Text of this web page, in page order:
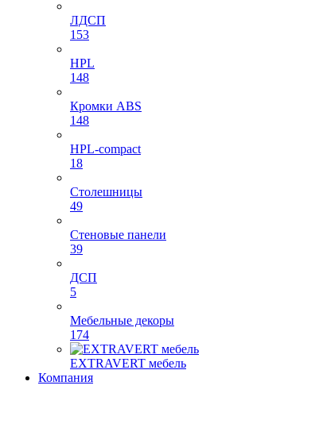
ЛДСП
153
HPL
148
Кромки ABS
148
HPL-compact
18
Столешницы
49
Стеновые панели
39
ДСП
5
Мебельные декоры
174
EXTRAVERT мебель
Компания